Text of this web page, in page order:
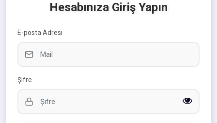
Hesabınıza Giriş Yapın
E-posta Adresi
Şifre